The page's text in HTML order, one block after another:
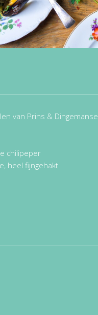
van Prins & Dingemanse
chilipeper
heel fijngehakt